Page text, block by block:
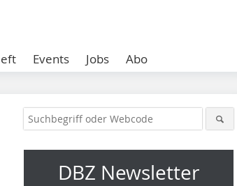
Events Jobs Abo
DBZ Newsletter